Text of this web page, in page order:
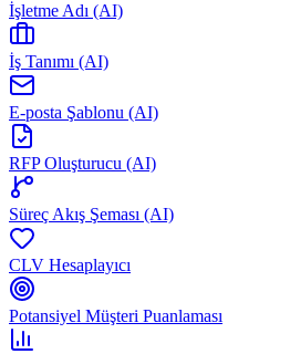
İşletme Adı (AI)
İş Tanımı (AI)
E-posta Şablonu (AI)
RFP Oluşturucu (AI)
Süreç Akış Şeması (AI)
CLV Hesaplayıcı
Potansiyel Müşteri Puanlaması